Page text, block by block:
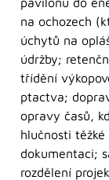
na ochozech
úchytů na
údržby;
třídění
ptactva;
opravy časů,
hlučnosti
dokumentaci;
rozdělení